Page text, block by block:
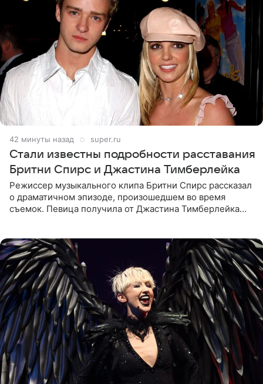
42 минуты назад super.ru
Стали известны подробности расставания
Бритни Спирс и Джастина Тимберлейка
Режиссер музыкального клипа Бритни Спирс рассказал
о драматичном эпизоде, произошедшем во время
съемок. Певица получила от Джастина Тимберлейка